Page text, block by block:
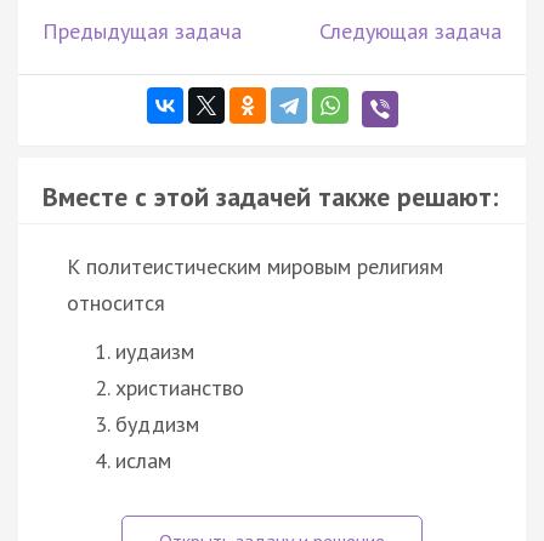
Предыдущая задача Следующая задача
Вместе с этой задачей также решают:
К политеистическим мировым религиям
относится
иудаизм
христианство
буддизм
ислам